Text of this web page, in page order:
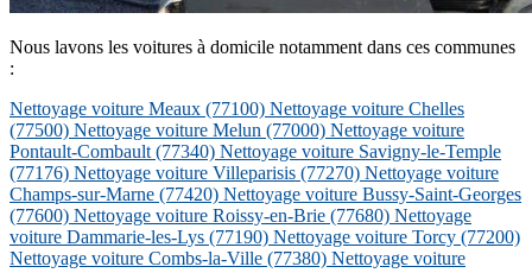
Nous lavons les voitures à domicile notamment dans ces communes
:
Nettoyage voiture Meaux (77100) Nettoyage voiture Chelles
(77500) Nettoyage voiture Melun (77000) Nettoyage voiture
Pontault-Combault(77340) Nettoyage voiture Savigny-le-Temple
(77176) Nettoyage voiture Villeparisis (77270) Nettoyage voiture
Champs-sur-Marne (77420) Nettoyage voiture Bussy-Saint-Georges
(77600) Nettoyage voiture Roissy-en-Brie (77680) Nettoyage
voiture Dammarie-les-Lys (77190) Nettoyage voiture Torcy (77200)
Nettoyage voiture Combs-la-Ville (77380) Nettoyage voiture